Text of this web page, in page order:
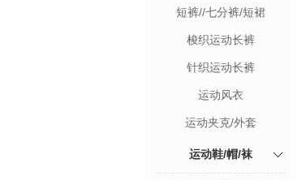
短裤//七分裤/短裙
梭织运动长裤
针织运动长裤
运动风衣
运动夹克/外套
运动鞋/帽/袜